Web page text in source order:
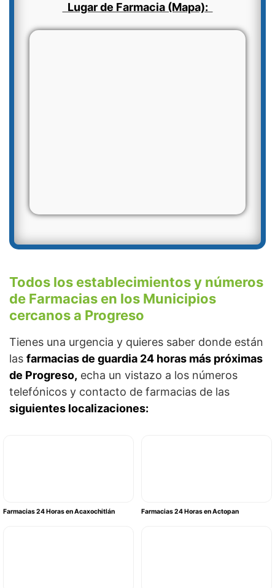
Lugar de Farmacia (Mapa):
Todos los establecimientos y números
de Farmacias en los Municipios
cercanos a Progreso
Tienes una urgencia y quieres saber donde están
las farmacias de guardia 24 horas más próximas
de Progreso, echa un vistazo a los números
telefónicos y contacto de farmacias de las
siguientes localizaciones:
Farmacias 24 Horas en Acaxochitlán Farmacias 24 Horas en Actopan